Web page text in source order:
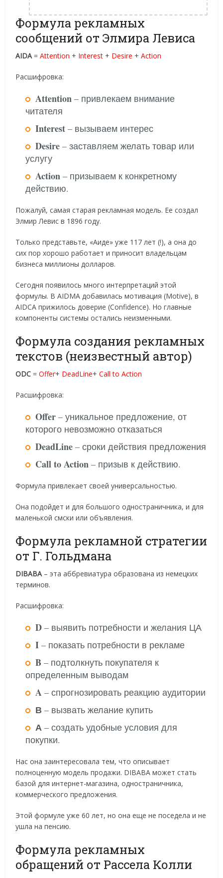
Формула рекламных
сообщений от Элмира Левиса
AIDA=Attention + Interest + Desire +Action
Расшифровка:
Attention – привлекаем внимание
читателя
Interest – вызываем интерес
Desire – заставляем желать товар или
услугу
Action – призываем к конкретному
действию.
Пожалуй, самая старая рекламная модель. Ее создал
Элмир Левис в 1896 году.
Только представьте, «Аиде» уже 117 лет (!), а она до
сих пор хорошо работает и приносит владельцам
бизнеса миллионы долларов.
Сегодня появилось много интерпретаций этой
формулы. В AIDMA добавилась мотивация (Motive), в
AIDCA прижилось доверие (Confidence). Но главные
компоненты системы остались неизменными.
Формула создания рекламных
текстов (неизвестный автор)
ODC =Offer+ DeadLine+Call to Action
Расшифровка:
Offer – уникальное предложение, от
которого невозможно отказаться
DeadLine – сроки действия предложения
Call to Action – призыв к действию.
Формула привлекает своей универсальностью.
Она подойдет и для большого одностраничника, и для
маленькой смски или объявления.
Формула рекламной стратегии
от Г. Гольдмана
DIBABA– эта аббревиатура образована из немецких
терминов.
Расшифровка:
D – выявить потребности и желания ЦА
I – показать потребности в рекламе
B – подтолкнуть покупателя к
определенным выводам
A – спрогнозировать реакцию аудитории
В – вызвать желание купить
А – создать удобные условия для
покупки.
Нас она заинтересовала тем, что описывает
полноценную модель продажи. DIBABA может стать
базой для интернет-магазина, одностраничника,
коммерческого предложения.
Этой формуле уже 60 лет, но она еще не поседела и не
ушла на пенсию.
Формула рекламных
обращений от Рассела Колли